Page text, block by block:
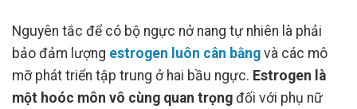
Nguyên tắc để có bộ ngực nở nang tự nhiên là phải
bảo đảm lượng estrogen luôn cân bằng và các mô
mỡ phát triển tập trung ở hai bầu ngực. Estrogen là
một hoóc môn vô cùng quan trọng đối với phụ nữ